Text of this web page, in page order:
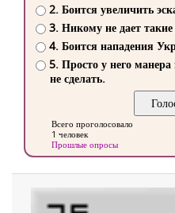
2. Боится увеличить
3. Никому не дает
4. Боится нападения
5. Просто у него
не сделать.
Всего проголосовало
1 человек
Прошлые опросы